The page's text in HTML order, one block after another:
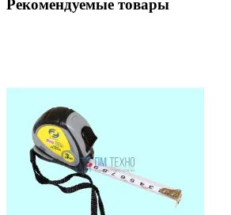
Рекомендуемые товары